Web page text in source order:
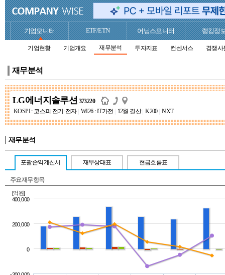
기업모니터 ETF/ETN 어닝스모니터 랭킹정
기업현황 기업개요 재무분석 투자지표 컨센서스 경쟁사
재무분석
LG에너지솔루션 373220
KOSPI : 코스피 전기·전자 WI26 : IT가전 12월 결산 K200 NXT
재무분석
포괄손익계산서 재무상태표 현금흐름표
주요재무항목
[억원]
0
200,000
400,000